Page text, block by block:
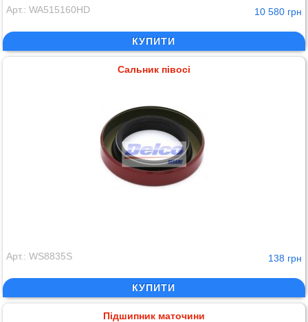
Арт.: WA515160HD 10 580 грн
КУПИТИ
Сальник півосі
Арт.: WS8835S 138 грн
КУПИТИ
Підшипник маточини